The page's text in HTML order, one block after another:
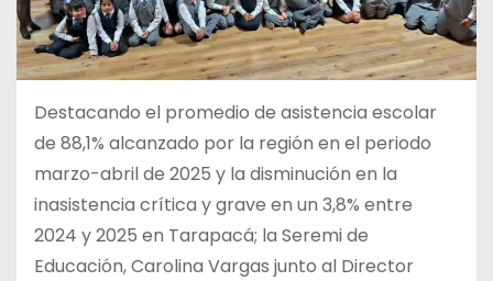
Destacando el promedio de asistencia escolar
de 88,1% alcanzado por la región en el periodo
marzo-abril de 2025 y la disminución en la
inasistencia crítica y grave en un 3,8% entre
2024 y 2025 en Tarapacá; la Seremi de
Educación, Carolina Vargas junto al Director